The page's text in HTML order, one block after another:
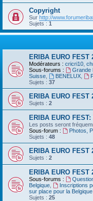
Copyright
Sur http://
Sujets : 1
ERIBA EURO FEST
Modérateurs : cricri10
Sous-forums :
Grande
Suisse
BENELUX,
Sujets : 37
ERIBA EURO FEST
Sujets : 2
ERIBA EURO
Les posts seront
Sous-forum :
Photos,
Sujets : 48
ERIBA EURO FEST
Sujets : 2
ERIBA EURO FEST
Sous-forums :
Belgique
Inscriptions
sur place pour la Belgique
Sujets : 25